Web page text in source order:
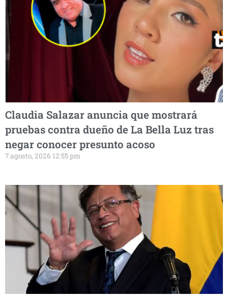
Claudia Salazar anuncia que mostrará
pruebas contra dueño de La Bella Luz tras
negar conocer presunto acoso
7 agosto, 2026 12:55 pm